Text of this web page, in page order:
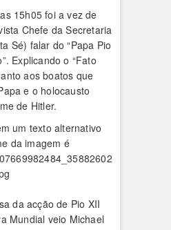
15h05 foi a vez de
Chefe da Secretaria
Sé) falar do “Papa Pio
Explicando o “Fato
aos boatos que
e o holocausto
de Hitler.
da acção de Pio XII
Mundial veio Michael